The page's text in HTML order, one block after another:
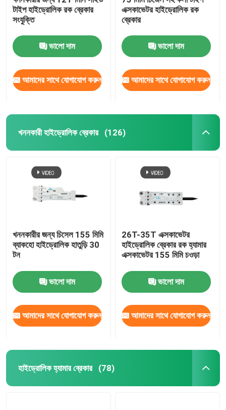
পণ্য
টাইপ হাইড্রোলিক রক ব্রেকার
সংযুক্তি
ভালো দাম
আমাদের সাথে যোগাযোগ করুন
এক্সকাভেটর হাইড্রোলিক রক
ব্রেকার
ভালো দাম
আমাদের সাথে যোগাযোগ করুন
খননকারী হাইড্রোলিক ব্রেকার (126)
খননকারীর জন্য চিসেল 155 মিমি
ব্যাকহো হাইড্রোলিক হাতুড়ি 30
টন
ভালো দাম
আমাদের সাথে যোগাযোগ করুন
26T-35T এক্সকাভেটর
হাইড্রোলিক ব্রেকার রক হ্যামার
এক্সকাভেটর 155 মিমি চওড়া
ভালো দাম
আমাদের সাথে যোগাযোগ করুন
হাইড্রোলিক হ্যামার ব্রেকার (78)